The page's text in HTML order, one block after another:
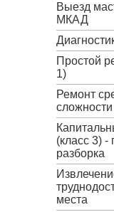
Выезд
МКАД
Простой
1)
Ремонт
(класс 3) -
разборка
места